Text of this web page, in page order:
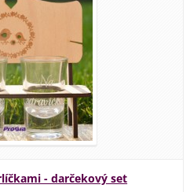
- darčekový set